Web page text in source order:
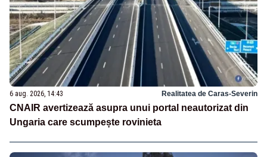
6 aug. 2026, 14:43 Realitatea de Caras-Severin
CNAIR avertizează asupra unui portal neautorizat din
Ungaria care scumpește rovinieta